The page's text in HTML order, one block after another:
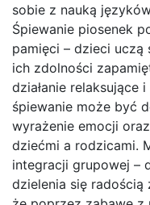
sobie z nauką
Śpiewanie piosenek
pamięci – dzieci
ich zdolności
działanie relaksujące
śpiewanie może być
wyrażenie emocji
dziećmi a rodzicami.
integracji grupowej –
dzielenia się radością